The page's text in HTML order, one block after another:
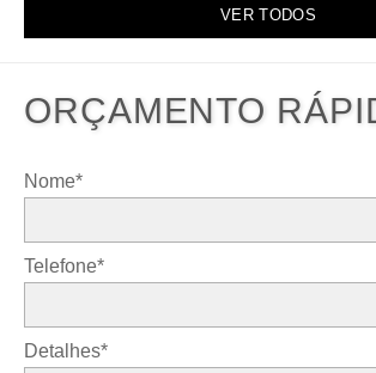
VER TODOS
ORÇAMENTO
Nome*
Telefone*
Detalhes*